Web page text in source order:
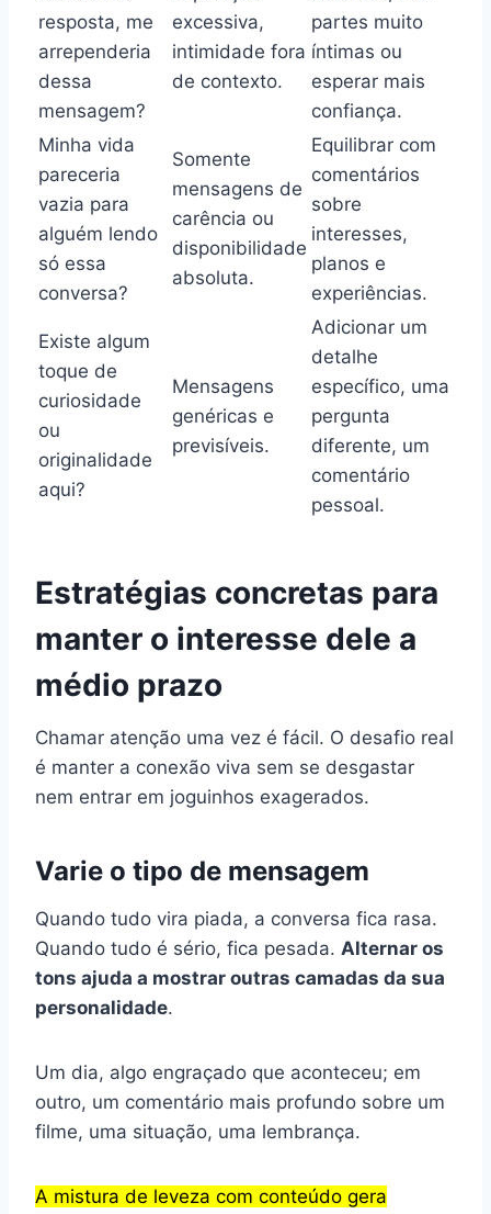
resposta, me
arrependeria
dessa
mensagem?
excessiva,
intimidade fora
de contexto.
partes muito
íntimas ou
esperar mais
confiança.
Minha vida
pareceria
vazia para
alguém lendo
só essa
conversa?
Somente
mensagens de
carência ou
disponibilidade
absoluta.
Equilibrar com
comentários
sobre
interesses,
planos e
experiências.
Existe algum
toque de
curiosidade
ou
originalidade
aqui?
Mensagens
genéricas e
previsíveis.
Adicionar um
detalhe
específico, uma
pergunta
diferente, um
comentário
pessoal.
Estratégias concretas para
manter o interesse dele a
médio prazo
Chamar atenção uma vez é fácil. O desafio real
é manter a conexão viva sem se desgastar
nem entrar em joguinhos exagerados.
Varie o tipo de mensagem
Quando tudo vira piada, a conversa fica rasa.
Quando tudo é sério, fica pesada. Alternar os
tons ajuda a mostrar outras camadas da sua
personalidade.
Um dia, algo engraçado que aconteceu; em
outro, um comentário mais profundo sobre um
filme, uma situação, uma lembrança.
A mistura de leveza com conteúdo gera